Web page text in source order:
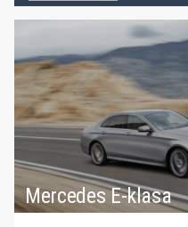
Mercedes E-klasa